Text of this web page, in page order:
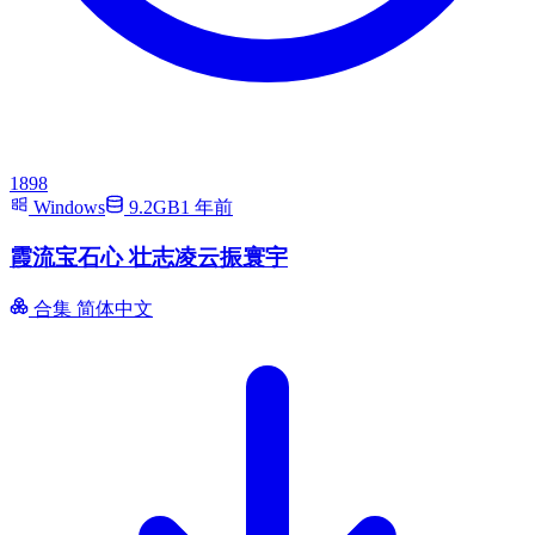
1898
Windows
9.2GB1 年前
霞流宝石心 壮志凌云振寰宇
合集 简体中文